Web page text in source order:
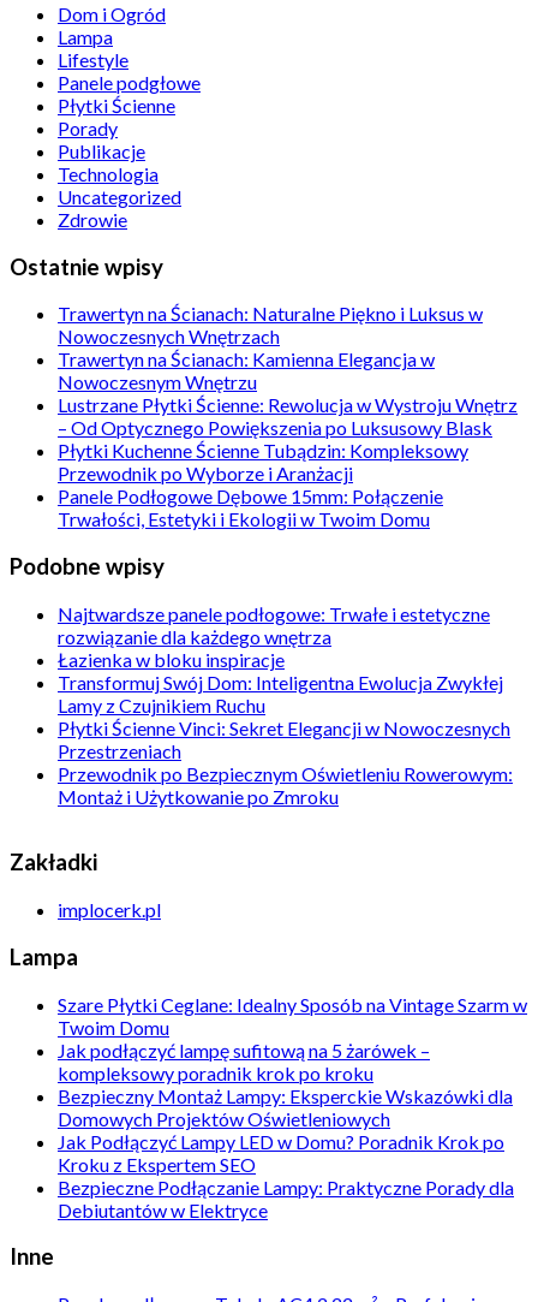
Dom i Ogród
Lampa
Lifestyle
Panele podgłowe
Płytki Ścienne
Porady
Publikacje
Technologia
Uncategorized
Zdrowie
Ostatnie wpisy
Trawertyn na Ścianach: Naturalne Piękno i Luksus w
Nowoczesnych Wnętrzach
Trawertyn na Ścianach: Kamienna Elegancja w
Nowoczesnym Wnętrzu
Lustrzane Płytki Ścienne: Rewolucja w Wystroju Wnętrz
– Od Optycznego Powiększenia po Luksusowy Blask
Płytki Kuchenne Ścienne Tubądzin: Kompleksowy
Przewodnik po Wyborze i Aranżacji
Panele Podłogowe Dębowe 15mm: Połączenie
Trwałości, Estetyki i Ekologii w Twoim Domu
Podobne wpisy
Najtwardsze panele podłogowe: Trwałe i estetyczne
rozwiązanie dla każdego wnętrza
Łazienka w bloku inspiracje
Transformuj Swój Dom: Inteligentna Ewolucja Zwykłej
Lamy z Czujnikiem Ruchu
Płytki Ścienne Vinci: Sekret Elegancji w Nowoczesnych
Przestrzeniach
Przewodnik po Bezpiecznym Oświetleniu Rowerowym:
Montaż i Użytkowanie po Zmroku
Zakładki
implocerk.pl
Lampa
Szare Płytki Ceglane: Idealny Sposób na Vintage Szarm w
Twoim Domu
Jak podłączyć lampę sufitową na 5 żarówek –
kompleksowy poradnik krok po kroku
Bezpieczny Montaż Lampy: Eksperckie Wskazówki dla
Domowych Projektów Oświetleniowych
Jak Podłączyć Lampy LED w Domu? Poradnik Krok po
Kroku z Ekspertem SEO
Bezpieczne Podłączanie Lampy: Praktyczne Porady dla
Debiutantów w Elektryce
Inne